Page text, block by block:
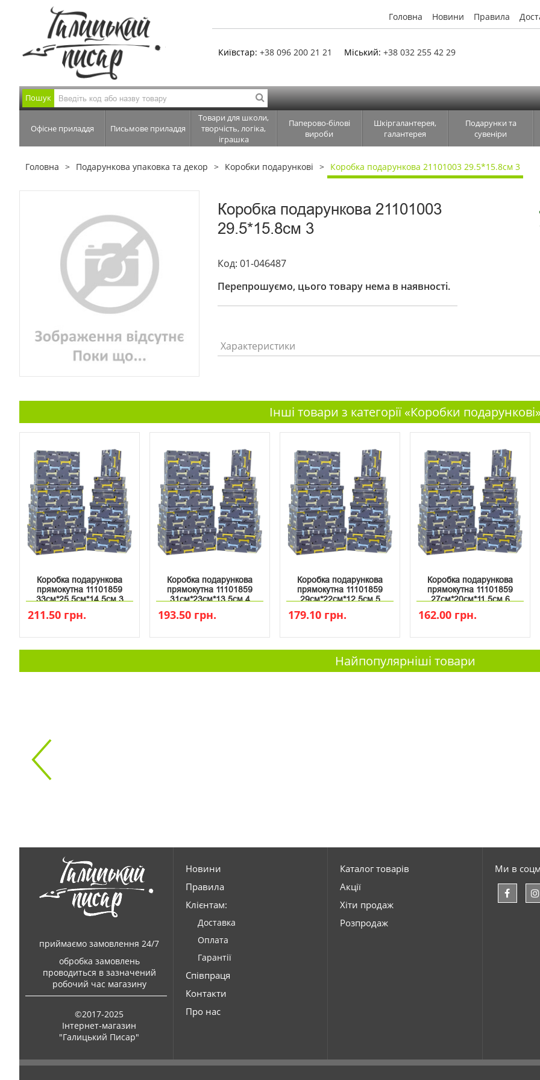
Головна Новини Правила
Київстар: +38 096 200 21 21 Міський: +38 032 255 42 29
Пошук
Офісне приладдя Письмове приладдя
Товари для школи,
творчість, логіка,
іграшка
Паперово-білові
вироби
Шкіргалантерея,
галантерея
Подарунки та
сувеніри
Головна Подарункова упаковка та декор Коробки подарункові Коробка подарункова 21101003 29.5*15.8см 3
Коробка подарункова 21101003
29.5*15.8см 3
Код: 01-046487
Перепрошуємо, цього товару нема в наявності.
Характеристики
Інші товари з категорії «Коробки
Коробка подарункова
прямокутна 11101859
33см*25.5см*14.5см 3
211.50 грн.
Коробка подарункова
прямокутна 11101859
31см*23см*13.5см 4
193.50 грн.
Коробка подарункова
прямокутна 11101859
29см*22см*12.5см 5
179.10 грн.
Коробка подарункова
прямокутна 11101859
27см*20см*11.5см 6
162.00 грн.
Найпопулярніші товари
приймаємо замовлення 24/7
обробка замовлень
проводиться в зазначений
робочий час магазину
©2017-2025
Інтернет-магазин
"Галицький Писар"
Новини
Правила
Клієнтам:
Доставка
Оплата
Гарантії
Співпраця
Контакти
Про нас
Каталог товарів
Акції
Хіти продаж
Розпродаж
Ми в